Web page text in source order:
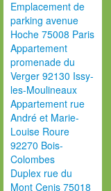
Emplacement de
parking avenue
Hoche 75008 Paris
Appartement
promenade du
Verger 92130 Issy-
les-Moulineaux
Appartement rue
André et Marie-
Louise Roure
92270 Bois-
Colombes
Duplex rue du
Mont Cenis 75018